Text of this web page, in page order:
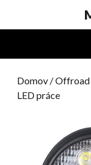
Domov /Offroad
LED práce